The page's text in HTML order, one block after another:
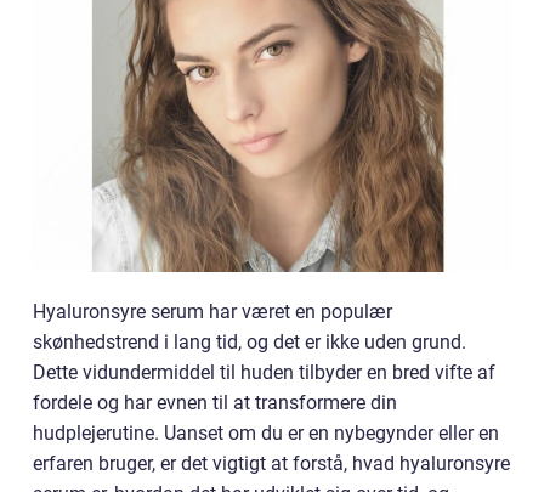
Hyaluronsyre serum har været en populær
skønhedstrend i lang tid, og det er ikke uden grund.
Dette vidundermiddel til huden tilbyder en bred vifte af
fordele og har evnen til at transformere din
hudplejerutine. Uanset om du er en nybegynder eller en
erfaren bruger, er det vigtigt at forstå, hvad hyaluronsyre